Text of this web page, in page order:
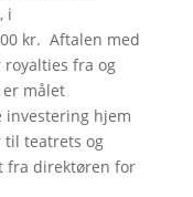
i
kr. Aftalen med
fra og
målet
investering hjem
til teatrets og
fra direktøren for